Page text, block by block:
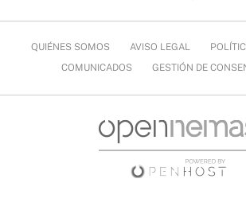
QUIÉNES SOMOS AVISO LEGAL
COMUNICADOS
GESTIÓN DE